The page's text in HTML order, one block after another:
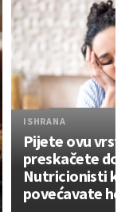
ISHRANA
Pijete ovu
preskačete
Nutricionisti
povećavate